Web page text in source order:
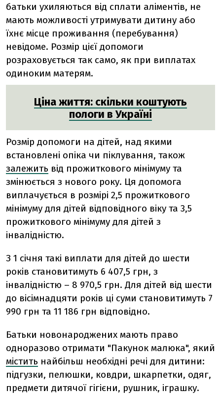
батьки ухиляються від сплати аліментів, не
мають можливості утримувати дитину або
їхнє місце проживання (перебування)
невідоме. Розмір цієї допомоги
розраховується так само, як при виплатах
одиноким матерям.
Ціна життя: скільки коштують
пологи в Україні
Розмір допомоги на дітей, над якими
встановлені опіка чи піклування, також
залежить від прожиткового мінімуму та
змінюється з нового року. Ця допомога
виплачується в розмірі 2,5 прожиткового
мінімуму для дітей відповідного віку та 3,5
прожиткового мінімуму для дітей з
інвалідністю.
З 1 січня такі виплати для дітей до шести
років становитимуть 6 407,5 грн, з
інвалідністю – 8 970,5 грн. Для дітей від шести
до вісімнадцяти років ці суми становитимуть 7
990 грн та 11 186 грн відповідно.
Батьки новонароджених мають право
одноразово отримати "Пакунок малюка", який
містить найбільш необхідні речі для дитини:
підгузки, пелюшки, ковдри, шкарпетки, одяг,
предмети дитячої гігієни, рушник, іграшку.